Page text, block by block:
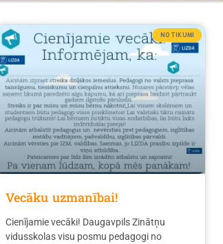
NOTIKUMI
Vecāku uzmanībai!
Cienījamie vecāki! Daugavpils Zinātņu
vidusskolas visu posmu pedagogi no